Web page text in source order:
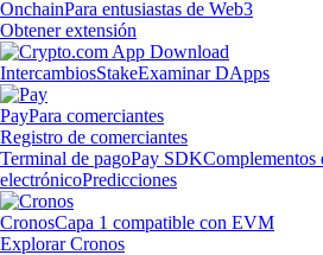
OnchainPara entusiastas de Web3
Obtener extensión
IntercambiosStakeExaminar DApps
PayPara comerciantes
Registro de comerciantes
Terminal de pagoPay SDKComplementos
electrónicoPredicciones
CronosCapa 1 compatible con EVM
Explorar Cronos